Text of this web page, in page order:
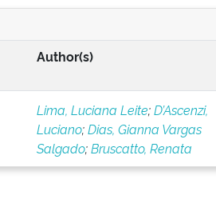
Author(s)
Lima, Luciana Leite;D’Ascenzi,
Luciano;Dias, Gianna Vargas
Salgado;Bruscatto, Renata